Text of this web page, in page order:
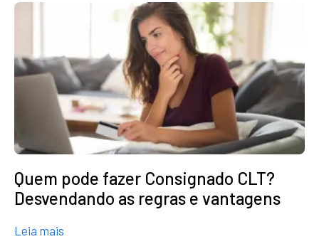
Quem pode fazer Consignado CLT?
Desvendando as regras e vantagens
Leia mais